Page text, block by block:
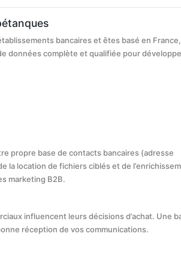
bancaires et êtes basé en France,
données complète et qualifiée pour
propre base de contacts bancaires (adresse
la location de fichiers ciblés et de
marketing B2B.
influencent leurs décisions d’achat. Une
réception de vos communications.